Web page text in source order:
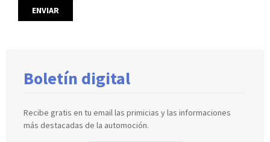
Boletín digital
Recibe gratis en tu email las primicias y las informaciones
más destacadas de la automoción.